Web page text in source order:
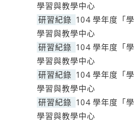
學習與教學中心
研習紀錄 104 學年度「
學習與教學中心
研習紀錄 104 學年度「
學習與教學中心
研習紀錄 104 學年度「
學習與教學中心
研習紀錄 104 學年度「
學習與教學中心